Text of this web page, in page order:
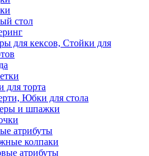
стол
для кексов, Стойки для
для торта
Юбки для стола
и шпажки
атрибуты
колпаки
атрибуты